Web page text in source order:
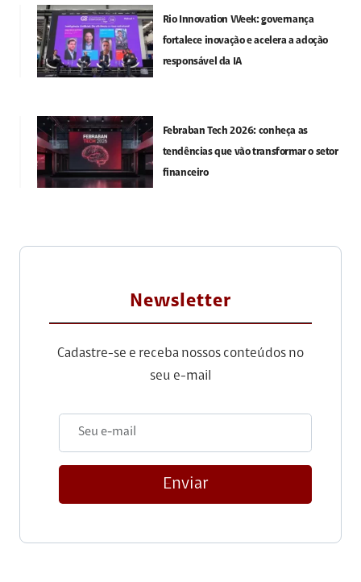
Rio Innovation Week: governança
fortalece inovação e acelera a adoção
responsável da IA
Febraban Tech 2026: conheça as
tendências que vão transformar o setor
financeiro
Newsletter
Cadastre-se e receba nossos conteúdos no
seu e-mail
Enviar